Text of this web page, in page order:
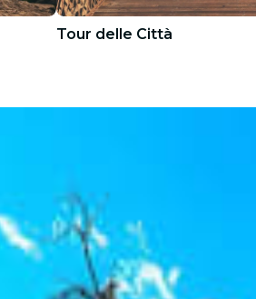
Tour delle Città